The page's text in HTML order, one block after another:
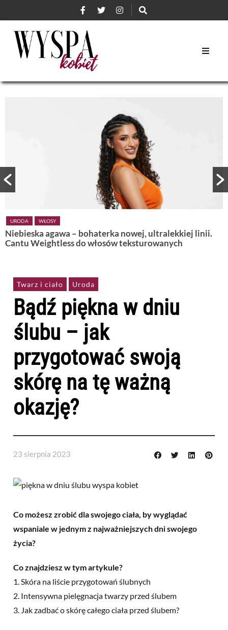
URODA WŁOSY
Niebieska agawa – bohaterka nowej, ultralekkiej linii.
Cantu Weightless do włosów teksturowanych
Twarz i ciało Uroda
Bądź piękna w dniu
ślubu – jak
przygotować swoją
skórę na tę ważną
okazję?
23 sierpnia 2023
Co możesz zrobić dla swojego ciała, by wyglądać
wspaniale w jednym z najważniejszych dni swojego
życia?
Co znajdziesz w tym artykule?
1. Skóra na liście przygotowań ślubnych
2. Intensywna pielęgnacja twarzy przed ślubem
3. Jak zadbać o skórę całego ciała przed ślubem?